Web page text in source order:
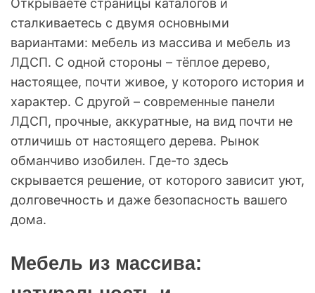
сталкиваетесь с двумя основными
вариантами: мебель из массива и мебель из
ЛДСП. С одной стороны – тёплое дерево,
настоящее, почти живое, у которого история и
характер. С другой – современные панели
ЛДСП, прочные, аккуратные, на вид почти не
отличишь от настоящего дерева. Рынок
обманчиво изобилен. Где-то здесь
скрывается решение, от которого зависит уют,
долговечность и даже безопасность вашего
дома.
Мебель из массива: